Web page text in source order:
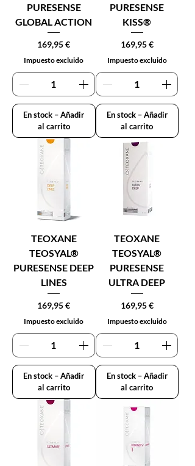
PURESENSE
GLOBAL ACTION
Precio
169,95 €
Impuesto excluido
En stock – Añadir
al carrito
PURESENSE
KISS®
Precio
169,95 €
Impuesto excluido
En stock – Añadir
al carrito
TEOXANE
TEOSYAL®
PURESENSE DEEP
LINES
Precio
169,95 €
Impuesto excluido
En stock – Añadir
al carrito
TEOXANE
TEOSYAL®
PURESENSE
ULTRA DEEP
Precio
169,95 €
Impuesto excluido
En stock – Añadir
al carrito